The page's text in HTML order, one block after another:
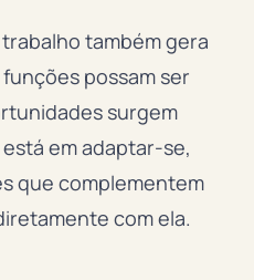
também gera
possam ser
surgem
em adaptar-se,
que complementem
com ela.